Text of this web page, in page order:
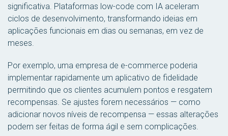
significativa. Plataformas low-code com IA aceleram
ciclos de desenvolvimento, transformando ideias em
aplicações funcionais em dias ou semanas, em vez de
meses.
Por exemplo, uma empresa de e-commerce poderia
implementar rapidamente um aplicativo de fidelidade
permitindo que os clientes acumulem pontos e resgatem
recompensas. Se ajustes forem necessários — como
adicionar novos níveis de recompensa — essas alterações
podem ser feitas de forma ágil e sem complicações.